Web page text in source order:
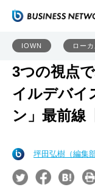
IOWN ロー
3つの視点
イルデバイ
ン」最前線
坪田弘樹（編集部